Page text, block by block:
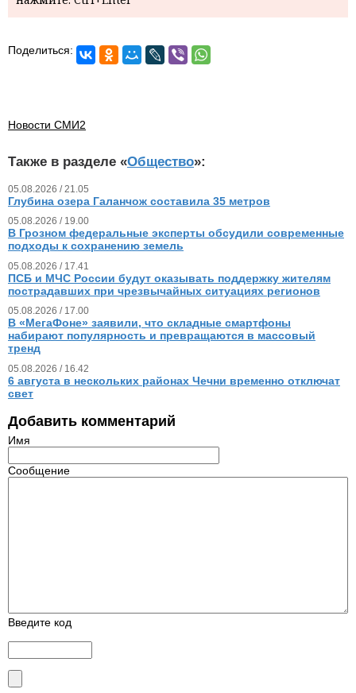
Поделиться:
Новости СМИ2
Также в разделе «Общество»:
05.08.2026 / 21.05
Глубина озера Галанчож составила 35 метров
05.08.2026 / 19.00
В Грозном федеральные эксперты обсудили современные
подходы к сохранению земель
05.08.2026 / 17.41
ПСБ и МЧС России будут оказывать поддержку жителям
пострадавших при чрезвычайных ситуациях регионов
05.08.2026 / 17.00
В «МегаФоне» заявили, что складные смартфоны
набирают популярность и превращаются в массовый
тренд
05.08.2026 / 16.42
6 августа в нескольких районах Чечни временно отключат
свет
Добавить комментарий
Имя
Сообщение
Введите код